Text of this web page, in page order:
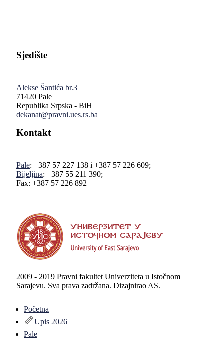
Sjedište
Alekse Šantića br.3
71420 Pale
Republika Srpska - BiH
dekanat@pravni.ues.rs.ba
Kontakt
Pale: +387 57 227 138 i +387 57 226 609;
Bijeljina: +387 55 211 390;
Fax: +387 57 226 892
2009 - 2019 Pravni fakultet Univerziteta u Istočnom
Sarajevu. Sva prava zadržana. Dizajnirao AS.
Početna
Upis 2026
Pale